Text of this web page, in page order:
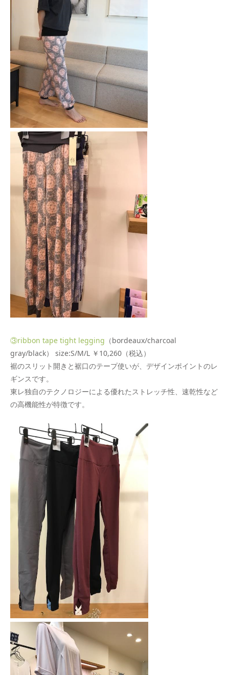
③ribbon tape tight legging （bordeaux/charcoal
gray/black） size:S/M/L ￥10,260（税込）
裾のスリット開きと裾口のテープ使いが、デザインポイントのレ
ギンスです。
東レ独自のテクノロジーによる優れたストレッチ性、速乾性など
の高機能性が特徴です。